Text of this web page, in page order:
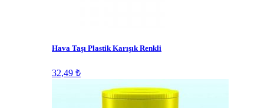
Hava Taşı Plastik Karışık Renkli
32,49 ₺